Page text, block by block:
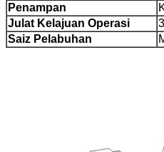
Penampan
Julat Kelajuan Operasi
Saiz Pelabuhan